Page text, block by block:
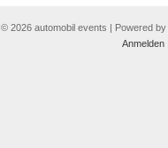
© 2026 automobil events | Powered by
Anmelden|